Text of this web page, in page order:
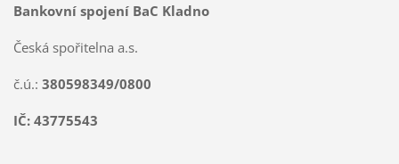
Bankovní spojení BaC Kladno
Česká spořitelna a.s.
č.ú.: 380598349/0800
IČ: 43775543